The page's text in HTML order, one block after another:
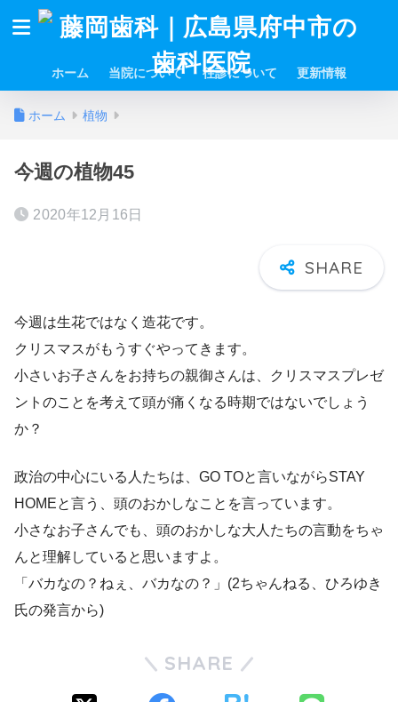
ホーム 当院について 往診について 更新情報
ホーム 植物
今週の植物45
2020年12月16日
今週は生花ではなく造花です。
クリスマスがもうすぐやってきます。
小さいお子さんをお持ちの親御さんは、クリスマスプレゼ
ントのことを考えて頭が痛くなる時期ではないでしょう
か？
政治の中心にいる人たちは、GO TOと言いながらSTAY
HOMEと言う、頭のおかしなことを言っています。
小さなお子さんでも、頭のおかしな大人たちの言動をちゃ
んと理解していると思いますよ。
「バカなの？ねぇ、バカなの？」(2ちゃんねる、ひろゆき
氏の発言から)
SHARE